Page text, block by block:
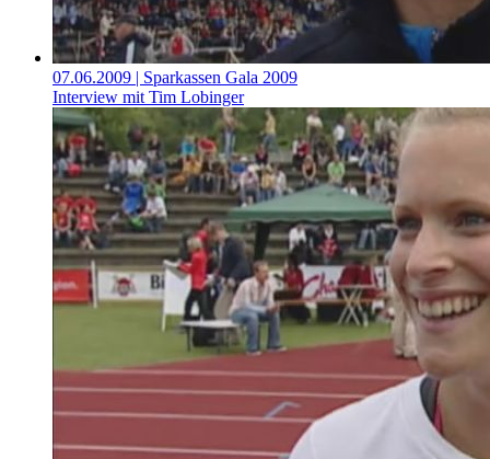
07.06.2009 | Sparkassen Gala 2009
Interview mit Tim Lobinger